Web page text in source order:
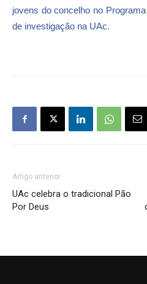
jovens do concelho no Programa
de investigação na UAc.
Artigo anterior
UAc celebra o tradicional Pão
Por Deus